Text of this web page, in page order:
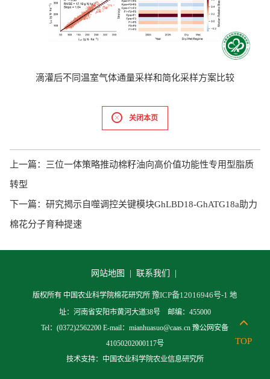
滴灌后不同温室气体通量采样和简化采样方案比较
关闭本页
上一篇： 三位一体策略推动棉籽油向高价值功能性专用型脂质
转型
下一篇： 研究揭示自噬调控关键模块GhLBD18-GhATG18a助力
棉花分子育种提速
网站地图 | 联系我们 |
版权所有 中国农业科学院棉花研究所豫ICP备12016946号-1 地
址：河南省安阳市黄河大道38号 邮编：455000
Tel：(0372)2562200 E-mail：mianhuasuo@caas.cn 豫公网安备
41050202000117号
技术支持：中国农业科学院农业信息研究所
TOP